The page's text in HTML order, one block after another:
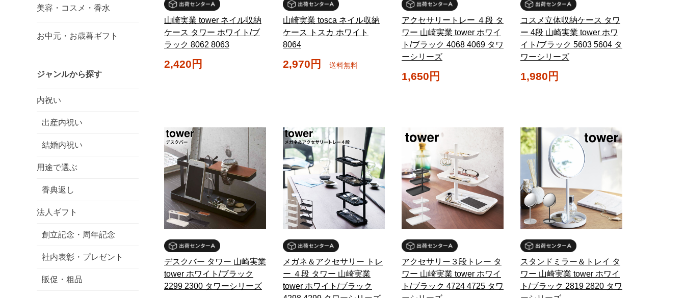
美容・コスメ・香水
お中元・お歳暮ギフト
ジャンルから探す
内祝い
出産内祝い
結婚内祝い
用途で選ぶ
香典返し
法人ギフト
創立記念・周年記念
社内表彰・プレゼント
販促・粗品
山崎実業 tower ネイル収納
ケース タワー ホワイト/ブ
ラック 8062 8063
2,420円
山崎実業 tosca ネイル収納
ケース トスカ ホワイト
8064
2,970円 送料無料
アクセサリートレー ４段 タ
ワー 山崎実業 tower ホワイ
ト/ブラック 4068 4069 タワ
ーシリーズ
1,650円
コスメ立体収納ケース タワ
ー 4段 山崎実業 tower ホワ
イト/ブラック 5603 5604 タ
ワーシリーズ
1,980円
デスクバー タワー 山崎実業
tower ホワイト/ブラック
2299 2300 タワーシリーズ
メガネ＆アクセサリー トレ
ー ４段 タワー 山崎実業
tower ホワイト/ブラック
アクセサリー３段トレー タ
ワー 山崎実業 tower ホワイ
ト/ブラック 4724 4725 タワ
スタンドミラー＆トレイ タ
ワー 山崎実業 tower ホワイ
ト/ブラック 2819 2820 タワ